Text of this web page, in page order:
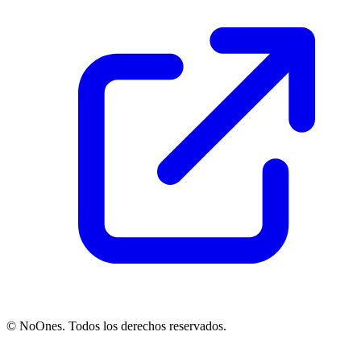
© NoOnes. Todos los derechos reservados.